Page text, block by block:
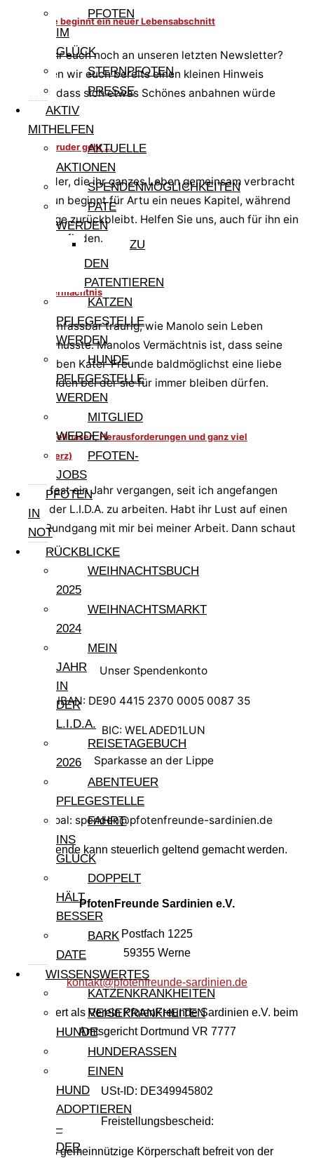
PFOTEN
IM
GLÜCK
STERNPFOTEN
PRESSE
AKTIV
MITHELFEN
AKTUELLE
AKTIONEN
SPENDENMÖGLICHKEITEN
PATE
WERDEN
ZU
DEN
PATENTIEREN
KATZEN
PFLEGESTELLE
WERDEN
HUNDE
PFLEGESTELLE
WERDEN
MITGLIED
WERDEN
PFOTEN-
JOBS
PFOTEN
IN
NOT
RÜCKBLICKE
WEIHNACHTSBUCH
2025
WEIHNACHTSMARKT
2024
MEIN
JAHR
IN
DER
L.I.D.A.
REISETAGEBUCH
2026
ABENTEUER
PFLEGESTELLE
FAHRT
INS
GLÜCK
DOPPELT
HÄLT
BESSER
BARK
DATE
WISSENSWERTES
KATZENKRANKHEITEN
REISEKRANKHEITEN
HUNDE
HUNDERASSEN
EINEN
HUND
ADOPTIEREN
–
DER
6+1 – für sie beginnt ein neuer Lebensabschnitt
Erinnert ihr euch noch an unseren letzten Newsletter?
Dort haben wir euch bereits einen kleinen Hinweis
gegeben, dass sich etwas Schönes anbahnen würde
Wenn der Bruder geht …
Zwei Brüder, die ihr ganzes Leben gemeinsam verbracht
haben. Nun beginnt für Artu ein neues Kapitel, während
Arturobeige zurückbleibt. Helfen Sie uns, auch für ihn ein
Zuhause zu finden.
Manolos Vermächtnis
Wir sind unfassbar traurig, wie Manolo sein Leben
beenden musste. Manolos Vermächtnis ist, dass seine
beiden lieben Kater-Freunde baldmöglichst eine liebe
Familie finden bei der sie für immer bleiben dürfen.
Zwischen Fellnasen, Herausforderungen und ganz viel
Herz(schmerz)
Jetzt ist fast ein Jahr vergangen, seit ich angefangen
habe, in der L.I.D.A. zu arbeiten. Habt ihr Lust auf einen
kleinen Rundgang mit mir bei meiner Arbeit. Dann schaut
mal hier…
Unser Spendenkonto
IBAN: DE90 4415 2370 0005 0087 35
BIC: WELADED1LUN
Sparkasse an der Lippe
Paypal: spenden@pfotenfreunde-sardinien.de
Ihre Spende kann steuerlich geltend gemacht werden.
PfotenFreunde Sardinien e.V.
Postfach 1225
59355 Werne
kontakt@pfotenfreunde-sardinien.de
Registriert als Verein PfotenFreunde Sardinien e.V. beim
Amtsgericht Dortmund VR 7777
USt-ID: DE349945802
Freistellungsbescheid:
Als gemeinnützige Körperschaft befreit von der